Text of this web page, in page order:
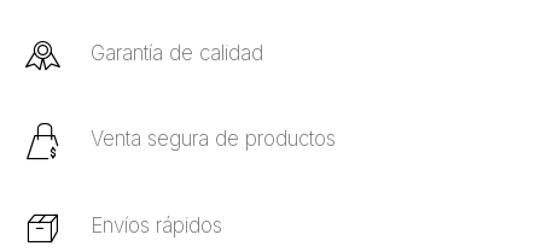
Garantía de calidad
Venta segura de productos
Envíos rápidos